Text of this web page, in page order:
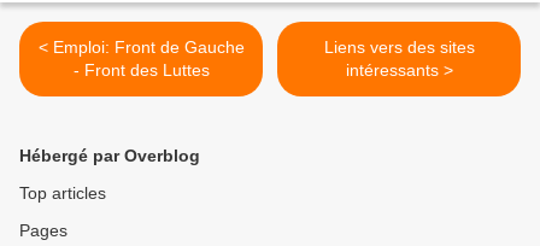
< Emploi: Front de Gauche
- Front des Luttes
Liens vers des sites
intéressants >
Hébergé par Overblog
Top articles
Pages